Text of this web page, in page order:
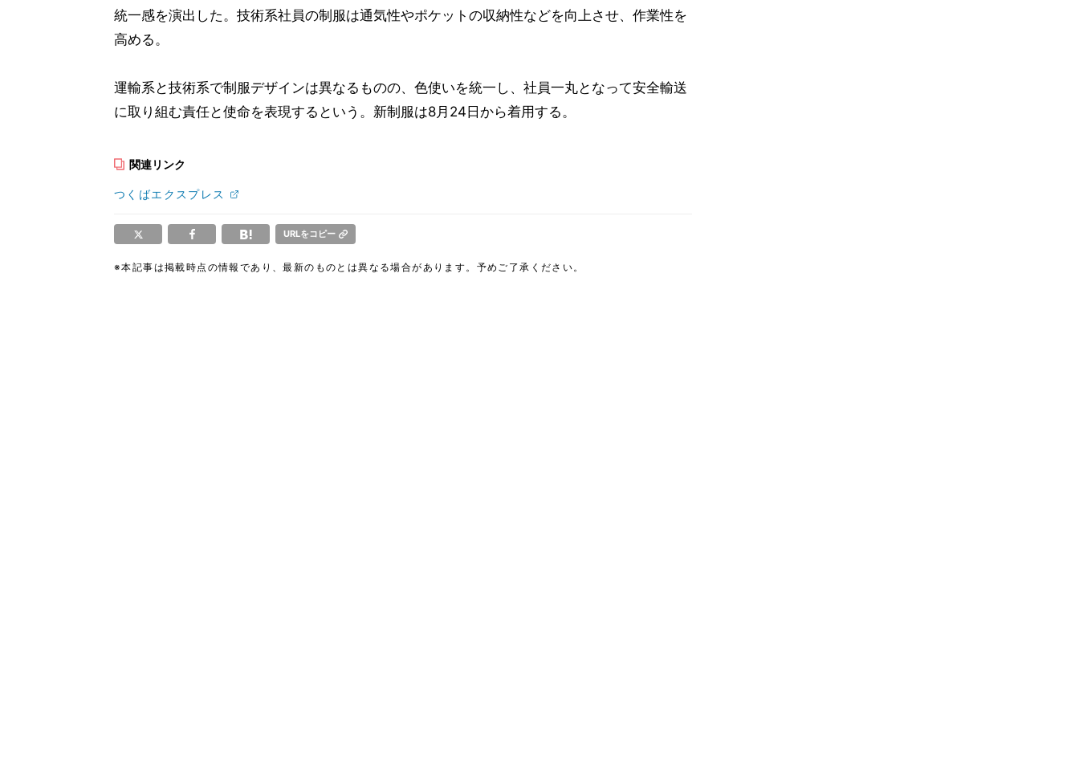
統一感を演出した。技術系社員の制服は通気性やポケットの収納性などを向上させ、作業性を
高める。
運輸系と技術系で制服デザインは異なるものの、色使いを統一し、社員一丸となって安全輸送
に取り組む責任と使命を表現するという。新制服は8月24日から着用する。
関連リンク
つくばエクスプレス
URLをコピー
※本記事は掲載時点の情報であり、最新のものとは異なる場合があります。予めご了承ください。